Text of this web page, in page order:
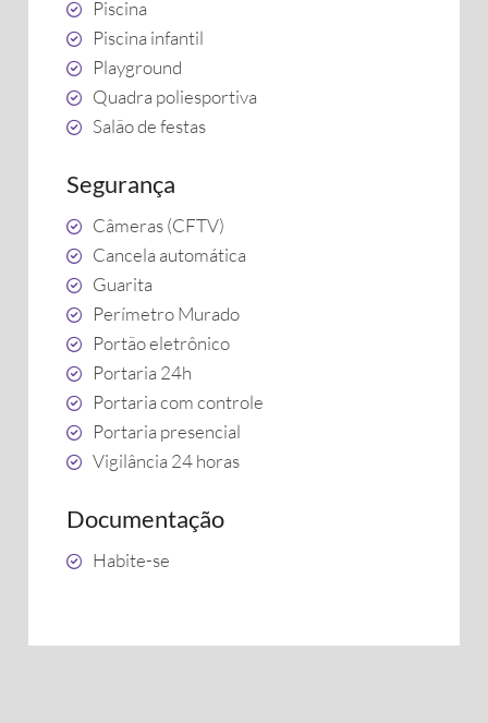
Piscina
Piscina infantil
Playground
Quadra poliesportiva
Salão de festas
Segurança
Câmeras (CFTV)
Cancela automática
Guarita
Perímetro Murado
Portão eletrônico
Portaria 24h
Portaria com controle
Portaria presencial
Vigilância 24 horas
Documentação
Habite-se